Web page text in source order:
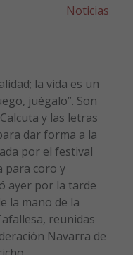
Noticias
la vida es un
juégalo”. Son
y las letras
dar forma a la
por el festival
para coro y
ayer por la tarde
la mano de la
reunidas
Navarra de